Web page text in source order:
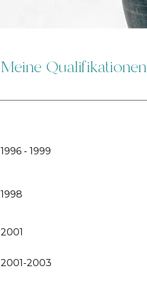
Meine Qualifikationen
1996 - 1999
1998
2001
2001-2003